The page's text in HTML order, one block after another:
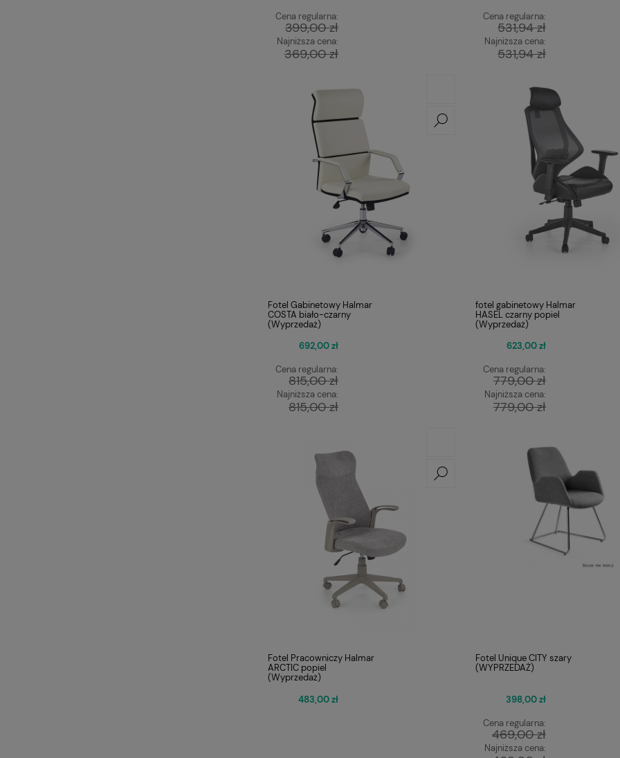
Cena regularna:
399,00 zł
Najniższa cena:
369,00 zł
Cena regularna:
531,94 zł
Najniższa cena:
531,94 zł
Fotel Gabinetowy Halmar
COSTA biało-czarny
(Wyprzedaż)
692,00 zł
Cena regularna:
815,00 zł
Najniższa cena:
815,00 zł
fotel gabinetowy Halmar
HASEL czarny popiel
(Wyprzedaż)
623,00 zł
Cena regularna:
779,00 zł
Najniższa cena:
779,00 zł
Fotel Pracowniczy Halmar
ARCTIC popiel
(Wyprzedaż)
483,00 zł
Fotel Unique CITY szary
(WYPRZEDAŻ)
398,00 zł
Cena regularna:
469,00 zł
Najniższa cena: